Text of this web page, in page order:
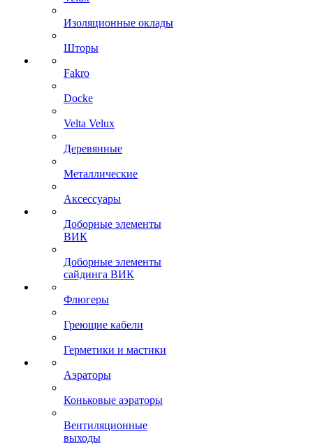
Изоляционные оклады
Шторы
Fakro
Docke
Velta Velux
Деревянные
Металлические
Аксессуары
Доборные элементы
ВИК
Доборные элементы
сайдинга ВИК
Флюгеры
Греющие кабели
Герметики и мастики
Аэраторы
Коньковые аэраторы
Вентиляционные
выходы